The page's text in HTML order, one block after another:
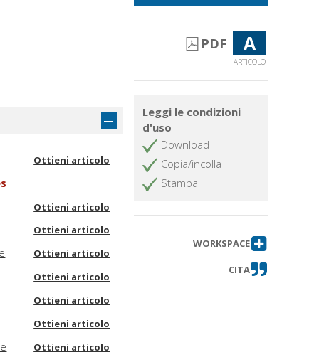
Ottieni articolo
Ottieni articolo
Ottieni articolo
Ottieni articolo
Ottieni articolo
Ottieni articolo
Ottieni articolo
Ottieni articolo
PDF A
ARTICOLO
Leggi le condizioni
d'uso
Download
Copia/incolla
Stampa
WORKSPACE
CITA